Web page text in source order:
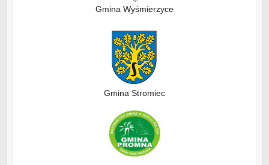
Gmina Wyśmierzyce
Gmina Stromiec